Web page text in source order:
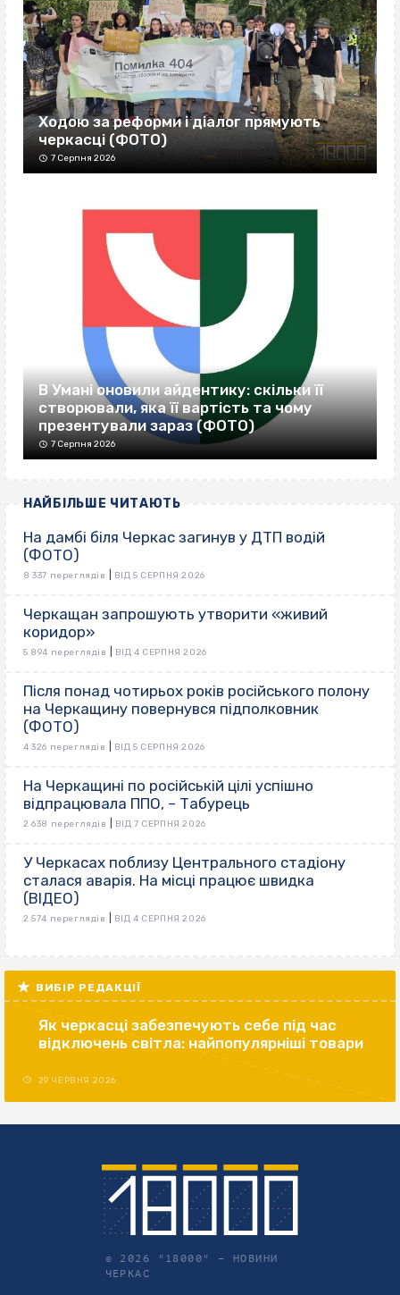
Ходою за реформи і діалог прямують
черкасці (ФОТО)
7 Серпня 2026
В Умані оновили айдентику: скільки її
створювали, яка її вартість та чому
презентували зараз (ФОТО)
7 Серпня 2026
НАЙБІЛЬШЕ ЧИТАЮТЬ
На дамбі біля Черкас загинув у ДТП водій
(ФОТО)
8 337 переглядів ВІД 5 СЕРПНЯ 2026
Черкащан запрошують утворити «живий
коридор»
5 894 переглядів ВІД 4 СЕРПНЯ 2026
Після понад чотирьох років російського полону
на Черкащину повернувся підполковник
(ФОТО)
4 326 переглядів ВІД 5 СЕРПНЯ 2026
На Черкащині по російській цілі успішно
відпрацювала ППО, – Табурець
2 638 переглядів ВІД 7 СЕРПНЯ 2026
У Черкасах поблизу Центрального стадіону
сталася аварія. На місці працює швидка
(ВІДЕО)
2 574 переглядів ВІД 4 СЕРПНЯ 2026
ВИБІР РЕДАКЦІЇ
Як черкасці забезпечують себе під час
відключень світла: найпопулярніші товари
29 ЧЕРВНЯ 2026
© 2026 "18000" – НОВИНИ
ЧЕРКАС